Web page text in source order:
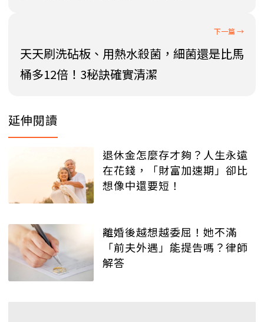
天天刷洗砧板、用熱水殺菌，細菌還是比馬
桶多12倍！3秘訣確實清潔
延伸閱讀
退休金怎麼存才夠？人生永遠
在花錢，「財富加速期」卻比
想像中還要短！
離婚後越想越委屈！她不滿
「前夫外遇」能提告嗎？律師
解答